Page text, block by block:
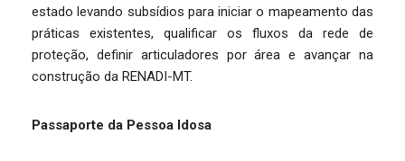
estado levando subsídios para iniciar o mapeamento das
práticas existentes, qualificar os fluxos da rede de
proteção, definir articuladores por área e avançar na
construção da RENADI-MT.
Passaporte da Pessoa Idosa